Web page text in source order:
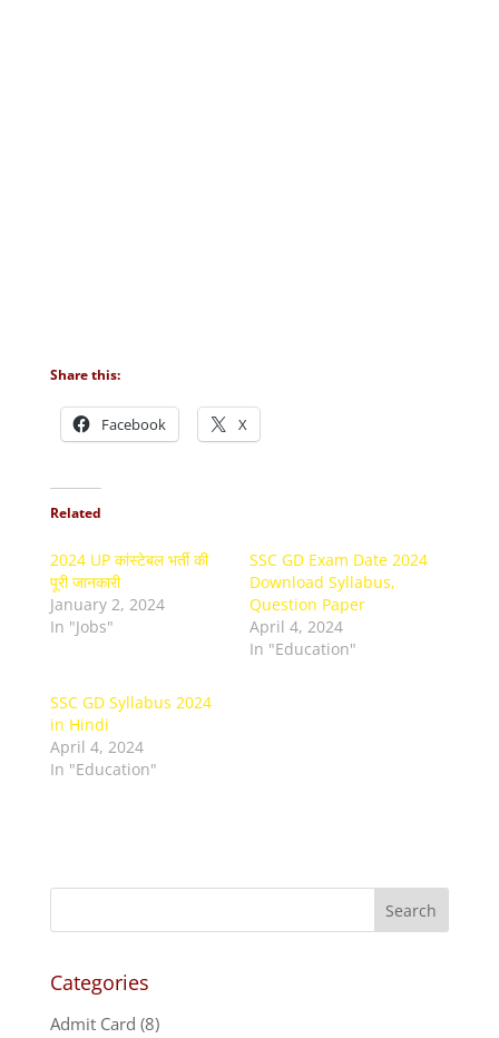
Share this:
Facebook X
Related
2024 UP कांस्टेबल भर्ती की
पूरी जानकारी
January 2, 2024
In "Jobs"
SSC GD Exam Date 2024
Download Syllabus,
Question Paper
April 4, 2024
In "Education"
SSC GD Syllabus 2024
in Hindi
April 4, 2024
In "Education"
Categories
Admit Card (8)